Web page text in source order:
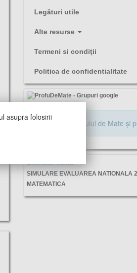
Legături utile
Alte resurse
Termeni si condiţii
Politica de confidentialitate
Alăturaţi-vă Profului de Mate şi
Ultimele vizite
SIMULARE EVALUAREA NATIONALA
MATEMATICA
asupra folosirii